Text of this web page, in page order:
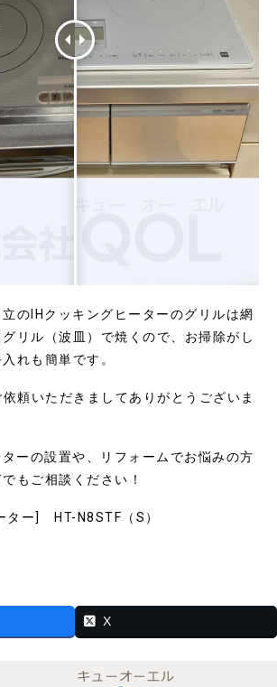
のIHクッキングヒーターのグリルは網
リル（波皿）で焼くので、お掃除がし
れも簡単です。
頼いただきましてありがとうございま
ターの設置や、リフォームでお悩みの方
もご相談ください！
ター] HT-N8STF（S）
X